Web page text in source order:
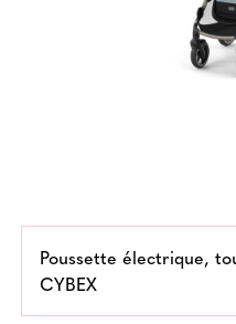
Poussette électrique,
CYBEX